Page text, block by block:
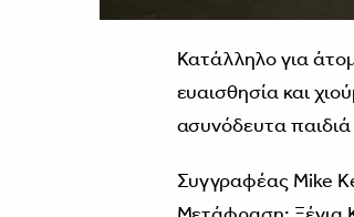
Κατάλληλο για
ευαισθησία και
ασυνόδευτα παιδιά
Συγγραφέας Mike